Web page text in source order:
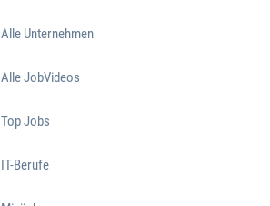
Alle Unternehmen
Alle JobVideos
Top Jobs
IT-Berufe